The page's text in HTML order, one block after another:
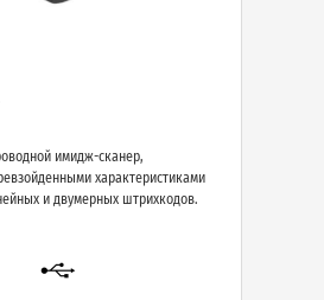
имидж-сканер,
характеристиками
и двумерных штрихкодов.